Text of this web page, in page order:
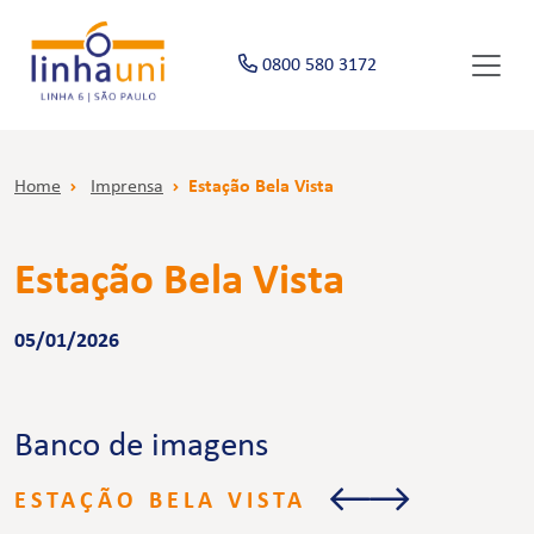
0800 580 3172
Home Imprensa Estação Bela Vista
Estação Bela Vista
05/01/2026
Banco de imagens
ESTAÇÃO BELA VISTA